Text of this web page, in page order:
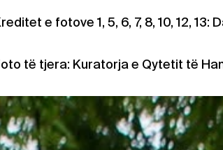
e fotove 1, 5, 6, 7, 8, 10, 12, 13:
të tjera: Kuratorja e Qytetit të